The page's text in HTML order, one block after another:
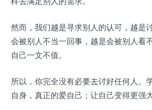
然而，我们越是寻求别人的认可，越是
会被别人不当一回事，越是会被别人看
自己一文不值。
所以，你完全没有必要去讨好任何人。
自身，真正的爱自己；让自己变得更强